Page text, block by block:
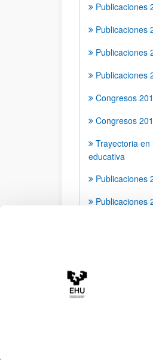
Publicaciones
Publicaciones
Publicaciones
Publicaciones
Congresos
Congresos
Trayectoria en
educativa
Publicaciones
Publicaciones